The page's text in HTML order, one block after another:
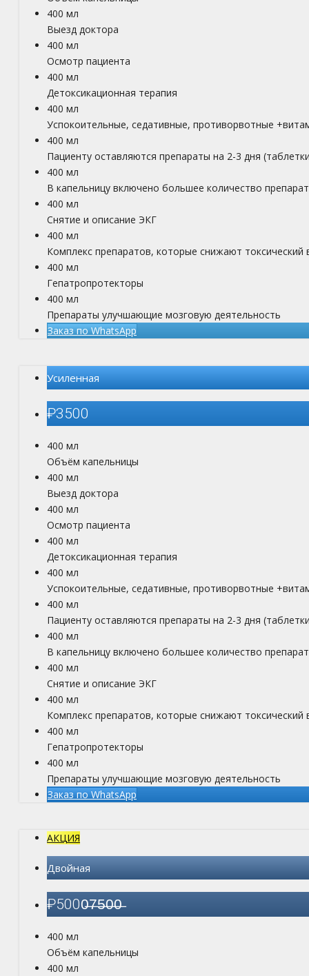
400 мл
Выезд доктора
400 мл
Осмотр пациента
400 мл
Детоксикационная терапия
400 мл
Успокоительные, седативные, противорвотные
400 мл
Пациенту оставляются препараты на 2-3 дня
400 мл
В капельницу включено большее количество
400 мл
Снятие и описание ЭКГ
400 мл
Комплекс препаратов, которые снижают токсический
400 мл
Гепатропротекторы
400 мл
Препараты улучшающие мозговую деятельность
Заказ по WhatsApp
Усиленная
₽3500
400 мл
Объём капельницы
400 мл
Выезд доктора
400 мл
Осмотр пациента
400 мл
Детоксикационная терапия
400 мл
Успокоительные, седативные, противорвотные
400 мл
Пациенту оставляются препараты на 2-3 дня
400 мл
В капельницу включено большее количество
400 мл
Снятие и описание ЭКГ
400 мл
Комплекс препаратов, которые снижают токсический
400 мл
Гепатропротекторы
400 мл
Препараты улучшающие мозговую деятельность
Заказ по WhatsApp
АКЦИЯ
Двойная
₽5000̶7̶5̶0̶0̶
400 мл
Объём капельницы
400 мл